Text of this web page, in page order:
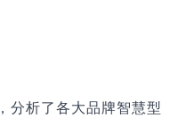
分析了各大品牌智慧型